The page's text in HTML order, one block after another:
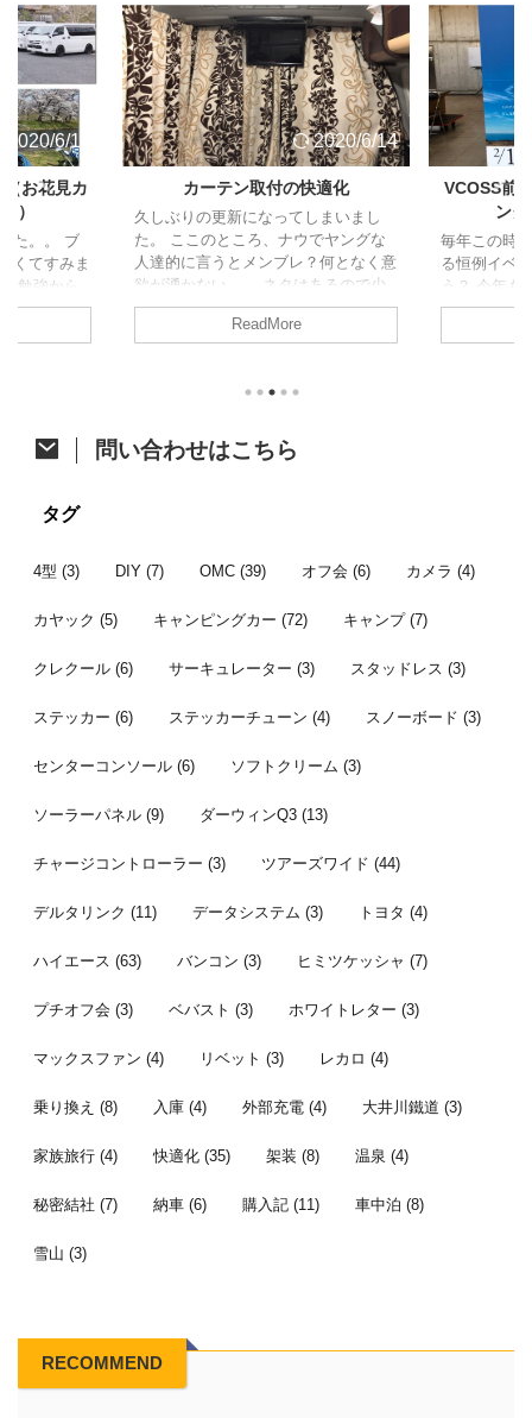
2020/6/14
お花見カ
）
た。。 ブ
くてすみま
勉強から
久しぶりの
参加者は
恵まれた
いし花が咲
2020/6/14
カーテン取付の快適化
久しぶりの更新になってしまいまし
た。 ここのところ、ナウでヤングな
人達的に言うとメンブレ？何となく意
欲が湧かない。。 ネタはあるので少
しずつ頑張って消化に励みます！ さ
て、今回はジャパンキャンピングカー
ジャパンキャンピングカーショーでア
ちらっと触れた前回の記事のとおりで
す。 レール購入から時間が開きまし
ReadMore
VCOSS前
ン
毎年この時
る恒例イベ
う？ 今年も
た。 今年は
問い合わせはこちら
タグ
4型 (3) DIY (7) OMC (39) オフ会 (6) カメラ (4)
カヤック (5) キャンピングカー (72) キャンプ(7)
クレクール (6) サーキュレーター (3) スタッドレス (3)
ステッカー (6) ステッカーチューン (4) スノーボード (3)
センターコンソール (6) ソフトクリーム (3)
ソーラーパネル (9) ダーウィンQ3 (13)
チャージコントローラー (3) ツアーズワイド (44)
デルタリンク (11) データシステム (3) トヨタ (4)
ハイエース (63) バンコン (3) ヒミツケッシャ (7)
プチオフ会 (3) ベバスト (3) ホワイトレター (3)
マックスファン (4) リベット (3) レカロ (4)
乗り換え (8) 入庫 (4) 外部充電 (4) 大井川鐵道 (3)
家族旅行 (4) 快適化 (35) 架装 (8) 温泉 (4)
秘密結社 (7) 納車 (6) 購入記 (11) 車中泊 (8)
雪山 (3)
RECOMMEND